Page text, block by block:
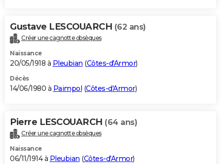
Gustave LESCOUARCH (62 ans)
Créer une cagnotte obsèques
Naissance
20/05/1918 à Pleubian (Côtes-d'Armor)
Décès
14/06/1980 à Paimpol (Côtes-d'Armor)
Pierre LESCOUARCH (64 ans)
Créer une cagnotte obsèques
Naissance
06/11/1914 à Pleubian (Côtes-d'Armor)